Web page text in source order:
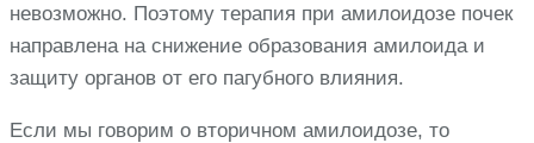
невозможно. Поэтому терапия при амилоидозе почек
направлена на снижение образования амилоида и
защиту органов от его пагубного влияния.
Если мы говорим о вторичном амилоидозе, то